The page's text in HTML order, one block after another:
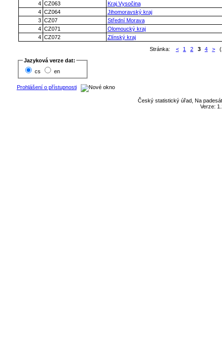
4 CZ063
Kraj Vysočina
4 CZ064
Jihomoravský kraj
3 CZ07
Střední Morava
4 CZ071
Olomoucký kraj
4 CZ072
Zlínský kraj
Stránka:
< 1 2 3 4 >
Jazyková verze dat:
cs
en
Prohlášení o přístupnosti
Český statistický úřad, Na
Verze: